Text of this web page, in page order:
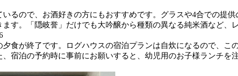
るので、お酒好きの方にもおすすめです。グラスや4合での提
す。「隠岐誉」だけでも大吟醸から種類の異なる純米酒など、
食が終了です。ログハウスの宿泊プランは自炊になるので、
宿泊の予約時に事前にお願いすると、幼児用のお子様ランチを